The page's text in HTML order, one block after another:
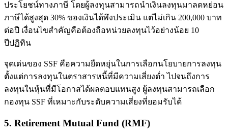
ประโยชน์ทางภาษี โดยผู้ลงทุนสามารถนำเงินลงทุนมาลดหย่อน
ภาษีได้สูงสุด 30% ของเงินได้พึงประเมิน แต่ไม่เกิน 200,000 บาท
ต่อปี เงื่อนไขสำคัญคือต้องถือหน่วยลงทุนไว้อย่างน้อย 10
ปีปฏิทิน
จุดเด่นของ SSF คือความยืดหยุ่นในการเลือกนโยบายการลงทุน
ตั้งแต่การลงทุนในตราสารหนี้ที่มีความเสี่ยงต่ำ ไปจนถึงการ
ลงทุนในหุ้นที่มีโอกาสได้ผลตอบแทนสูง ผู้ลงทุนสามารถเลือก
กองทุน SSF ที่เหมาะกับระดับความเสี่ยงที่ยอมรับได้
5. Retirement Mutual Fund (RMF)